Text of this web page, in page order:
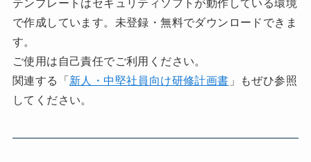
テンプレートはセキュリティソフトが動作している環境
で作成しています。未登録・無料でダウンロードできま
す。
ご使用は自己責任でご利用ください。
関連する「 新人・中堅社員向け研修計画書 」もぜひ参照
してください。